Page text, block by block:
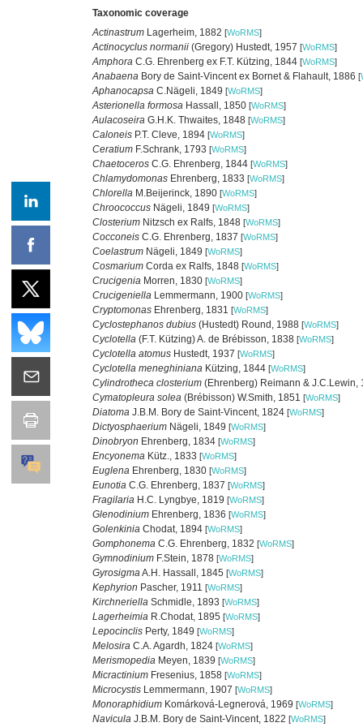
Taxonomic coverage
Actinastrum Lagerheim, 1882 [WoRMS]
Actinocyclus normanii (Gregory) Hustedt, 1957 [WoRMS]
Amphora C.G. Ehrenberg ex F.T. Kützing, 1844 [WoRMS]
Anabaena Bory de Saint-Vincent ex Bornet & Flahault, 1886 [
Aphanocapsa C.Nägeli, 1849 [WoRMS]
Asterionella formosa Hassall, 1850 [WoRMS]
Aulacoseira G.H.K. Thwaites, 1848 [WoRMS]
Caloneis P.T. Cleve, 1894 [WoRMS]
Ceratium F.Schrank, 1793 [WoRMS]
Chaetoceros C.G. Ehrenberg, 1844 [WoRMS]
Chlamydomonas Ehrenberg, 1833 [WoRMS]
Chlorella M.Beijerinck, 1890 [WoRMS]
Chroococcus Nägeli, 1849 [WoRMS]
Closterium Nitzsch ex Ralfs, 1848 [WoRMS]
Cocconeis C.G. Ehrenberg, 1837 [WoRMS]
Coelastrum Nägeli, 1849 [WoRMS]
Cosmarium Corda ex Ralfs, 1848 [WoRMS]
Crucigenia Morren, 1830 [WoRMS]
Crucigeniella Lemmermann, 1900 [WoRMS]
Cryptomonas Ehrenberg, 1831 [WoRMS]
Cyclostephanos dubius (Hustedt) Round, 1988 [WoRMS]
Cyclotella (F.T. Kützing) A. de Brébisson, 1838 [WoRMS]
Cyclotella atomus Hustedt, 1937 [WoRMS]
Cyclotella meneghiniana Kützing, 1844 [WoRMS]
Cylindrotheca closterium (Ehrenberg) Reimann & J.C.Lewin,
Cymatopleura solea (Brébisson) W.Smith, 1851 [WoRMS]
Diatoma J.B.M. Bory de Saint-Vincent, 1824 [WoRMS]
Dictyosphaerium Nägeli, 1849 [WoRMS]
Dinobryon Ehrenberg, 1834 [WoRMS]
Encyonema Kütz., 1833 [WoRMS]
Euglena Ehrenberg, 1830 [WoRMS]
Eunotia C.G. Ehrenberg, 1837 [WoRMS]
Fragilaria H.C. Lyngbye, 1819 [WoRMS]
Glenodinium Ehrenberg, 1836 [WoRMS]
Golenkinia Chodat, 1894 [WoRMS]
Gomphonema C.G. Ehrenberg, 1832 [WoRMS]
Gymnodinium F.Stein, 1878 [WoRMS]
GyrosigmaA.H. Hassall, 1845 [WoRMS]
Kephyrion Pascher, 1911 [WoRMS]
Kirchneriella Schmidle, 1893 [WoRMS]
Lagerheimia R.Chodat, 1895 [WoRMS]
Lepocinclis Perty, 1849 [WoRMS]
Melosira C.A. Agardh, 1824 [WoRMS]
Merismopedia Meyen, 1839 [WoRMS]
Micractinium Fresenius, 1858 [WoRMS]
Microcystis Lemmermann, 1907 [WoRMS]
Monoraphidium Komárková-Legnerová, 1969 [WoRMS]
Navicula J.B.M. Bory de Saint-Vincent, 1822 [WoRMS]